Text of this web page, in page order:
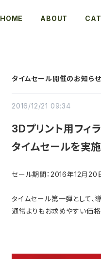
HOME ABOUT
タイムセール開催のお知らせ
2016/12/21 09:34
3Dプリント用フィ
タイムセールを実施
セール期間：2016年12月
タイムセール第一弾として、
通常よりもお求めやすい価格